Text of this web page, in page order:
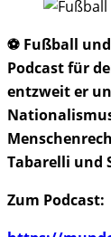
⚽ Fußball
Podcast für
entzweit er
Tabarelli und
Zum Podcast: